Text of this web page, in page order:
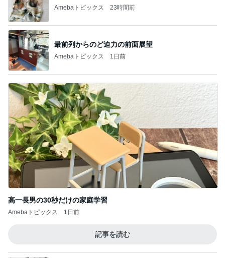
Amebaトピックス 23時間前
最前列からのど迫力の前面展望
Amebaトピックス 1日前
高一長男の30秒だけの家庭学習
Amebaトピックス 1日前
記事を読む